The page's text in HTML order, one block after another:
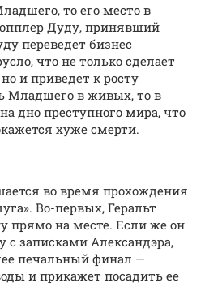
то его место в
Дуду, принявший
переведет бизнес
что не только сделает
и приведет к росту
Младшего в живых, то в
дно преступного мира, что
хуже смерти.
во время прохождения
Во-первых, Геральт
прямо на месте. Если же он
с записками Александэра,
печальный финал —
и прикажет посадить ее